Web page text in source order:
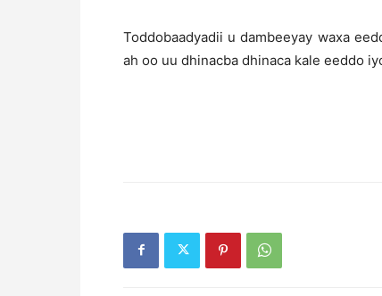
Toddobaadyadii u dambeeyay waxa
ah oo uu dhinacba dhinaca kale eeddo